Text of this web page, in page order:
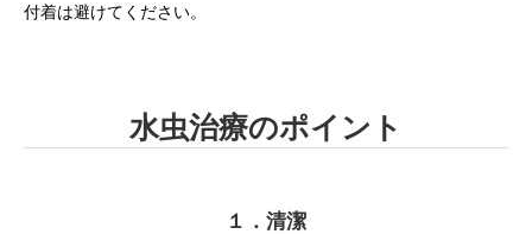
付着は避けてください。
水虫治療のポイント
１．清潔